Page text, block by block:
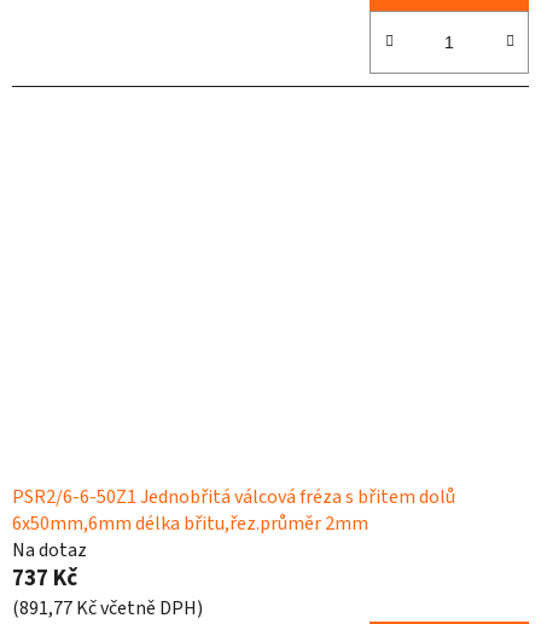
PSR2/6-6-50Z1 Jednobřitá válcová fréza s břitem dolů
6x50mm,6mm délka břitu,řez.průměr 2mm
Na dotaz
737 Kč
(891,77 Kč včetně DPH)